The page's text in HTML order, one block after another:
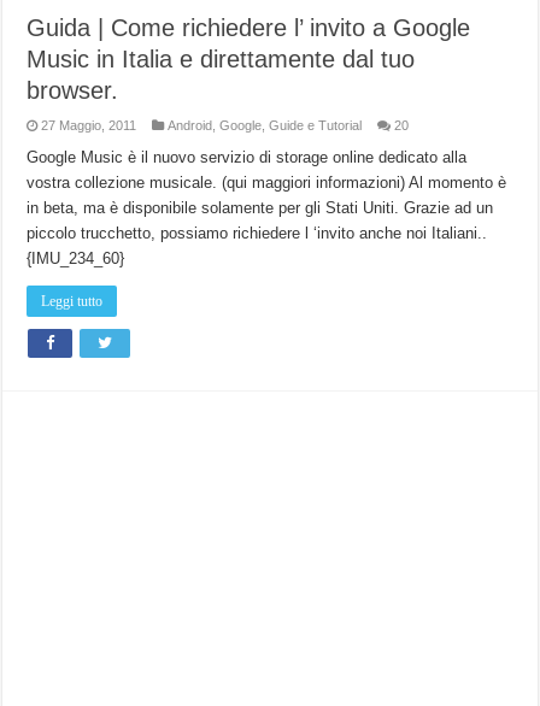
Guida | Come richiedere l’ invito a Google
Music in Italia e direttamente dal tuo
browser.
27 Maggio, 2011 Android ,Google ,Guide e Tutorial 20
Google Music è il nuovo servizio di storage online dedicato alla
vostra collezione musicale. (qui maggiori informazioni) Al momento è
in beta, ma è disponibile solamente per gli Stati Uniti. Grazie ad un
piccolo trucchetto, possiamo richiedere l ‘invito anche noi Italiani..
{IMU_234_60}
Leggi tutto